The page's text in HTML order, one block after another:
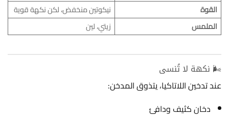
القوة
نيكوتين منخفض، لكن نكهة قوية
الملمس
زيتي، لين
🌬️ نكهة لا تُنسى
عند تدخين اللاتاكيا، يتذوق المدخن:
دخان كثيف ودافئ